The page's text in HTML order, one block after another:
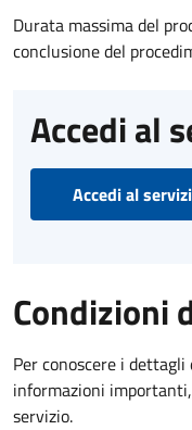
Durata massima del
conclusione del
Accedi al
Accedi al
Condizioni
Per conoscere i
informazioni
servizio.